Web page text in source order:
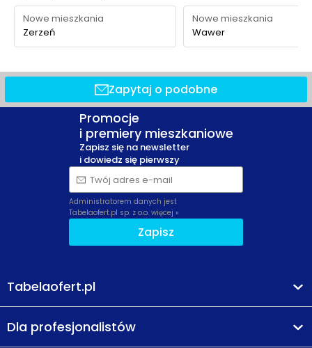
Nowe mieszkania
Zerzeń
Nowe mieszkania
Wawer
Zapytaj o podobne
Promocje
i premiery mieszkaniowe
Zapisz się na newsletter
i dowiedz się pierwszy
Twój adres e-mail
Administratorem danych jest
Tabelaofert.pl sp. z o.o. więcej »
Zapisz
Tabelaofert.pl
Dla profesjonalistów